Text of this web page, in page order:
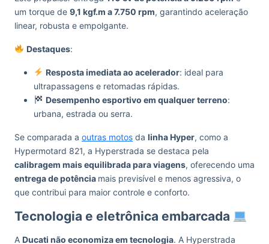
um torque de 9,1 kgf.m a 7.750 rpm, garantindo aceleração
linear, robusta e empolgante.
Destaques:
Resposta imediata ao acelerador: ideal para
ultrapassagens e retomadas rápidas.
Desempenho esportivo em qualquer terreno:
urbana, estrada ou serra.
Se comparada a outras motos da linha Hyper, como a
Hypermotard 821, a Hyperstrada se destaca pela
calibragem mais equilibrada para viagens, oferecendo uma
entrega de potência mais previsível e menos agressiva, o
que contribui para maior controle e conforto.
Tecnologia e eletrônica embarcada
A Ducati não economiza em tecnologia. A Hyperstrada